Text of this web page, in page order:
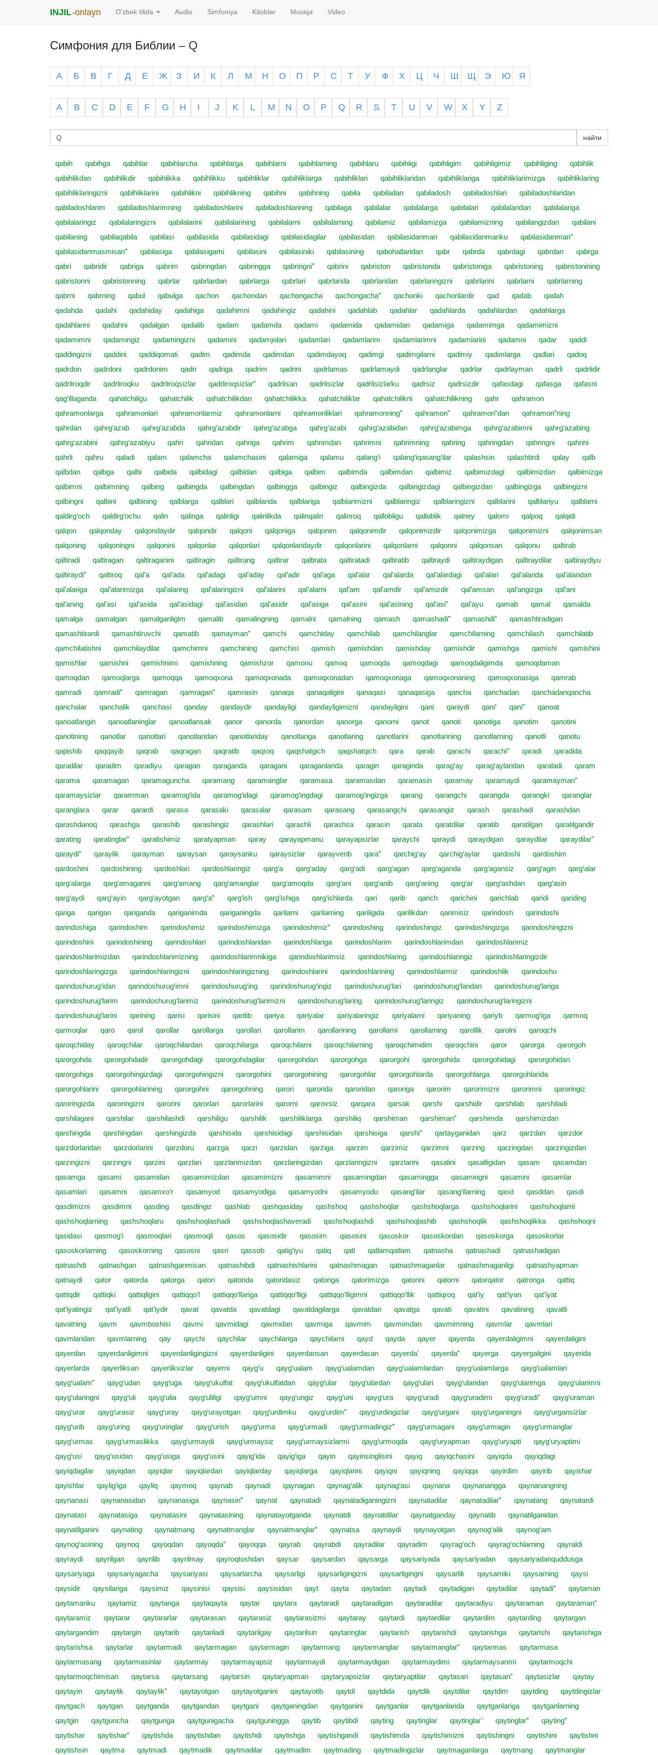
INJIL-onlayn O'zbek tilida Audio Simfoniya Kitoblar Musiqa Video
Симфония для Библии – Q
А Б В Г Д Е Ж З И К Л М Н О П Р С Т У Ф Х Ц Ч Ш Щ Э Ю Я
A B C D E F G H I J K L M N O P Q R S T U V W X Y Z
найти
qabih qabihga qabihlar qabihlarcha qabihlarga qabihlarni qabihlarning qabihlaru qabihligi qabihligim qabihligimiz qabihliging
qabihlik
qabihlikdan
qabihlikdir qabihlikka qabihlikku qabihliklar qabihliklarga qabihliklari qabihliklaridan qabihliklariga qabihliklarimizga
qabihliklaring
qabihliklaringizni
qabihliklarini qabihlikni qabihlikning qabihni qabihning qabila qabiladan qabiladosh qabiladoshlari
qabiladoshlaridan
qabiladoshlarim
qabiladoshlarimning qabiladoshlarini qabiladoshlarining qabilaga qabilalar qabilalarga qabilalari qabilalaridan
qabilalariga
qabilalaringiz
qabilalaringizni qabilalarini qabilalarining qabilalarni qabilalarning qabilamiz qabilamizga qabilamizning qabilangizdan
qabilani
qabilaning
qabilaqabila qabilasi qabilasida qabilasidagi qabilasidagilar qabilasidan qabilasidanman qabilasidanmanku
qabilasidanman”
qabilasidanmasmisan”
qabilasiga qabilasigami qabilasini qabilasiniki qabilasining qabohatlaridan qabr qabrda qabrdagi qabrdan
qabrga
qabri
qabridir qabriga qabrim qabringdan qabringga qabringni” qabrini qabriston qabristonda qabristoniga qabristoning
qabristonining
qabristonni
qabristonning qabrlar qabrlardan qabrlarga qabrlari qabrlarida qabrlaridan qabrlaringizni qabrlarini qabrlarni
qabrlarning
qabrni
qabrning qabul qabulga qachon qachondan qachongacha qachongacha” qachonki qachonlardir qad qadab
qadah
qadahda
qadahi qadahiday qadahiga qadahimni qadahingiz qadahini qadahlab qadahlar qadahlarda qadahlardan
qadahlarga
qadahlarini
qadahni qadalgan qadalib qadam qadamda qadami qadamida qadamidan qadamiga qadamimga
qadamimizni
qadamimni
qadamingiz qadamingizni qadamini qadamjolari qadamlari qadamlarim qadamlarimni qadamlarini qadamni qadar
qaddi
qaddingizni
qaddini qaddiqomati qadim qadimda qadimdan qadimdayoq qadimgi qadimgilarni qadimiy qadimlarga qadlari
qadoq
qadrdon
qadrdoni qadrdonim qadri qadriga qadrim qadrini qadrlamas qadrlamaydi qadrlanglar qadrlar qadrlayman qadrli
qadrlidir
qadrliroqdir
qadrliroqku qadrliroqsizlar qadrliroqsizlar” qadrlisan qadrlisizlar qadrlisizlarku qadrsiz qadrsizdir qafasdagi qafasga
qafasni
qag‘illaganda
qahatchiligu qahatchilik qahatchilikdan qahatchilikka qahatchiliklar qahatchilikni qahatchilikning qahr
qahramon
qahramonlarga
qahramonlari qahramonlarmiz qahramonlarni qahramonliklari qahramonning” qahramon” qahramon”dan
qahramon”ning
qahrdan
qahrg‘azab qahrg‘azabda qahrg‘azabdir qahrg‘azabga qahrg‘azabi qahrg‘azabidan qahrg‘azabimga qahrg‘azabimni
qahrg‘azabing
qahrg‘azabini
qahrg‘azabiyu qahri qahridan qahriga qahrim qahrimdan qahrimni qahrimning qahring qahringdan qahringni
qahrini
qahrli
qahru qaladi qalam qalamcha qalamchasini qalamiga qalamu qalang‘i qalang‘iqasang‘ilar qalashsin qalashtirdi qalay
qalb
qalbdan
qalbga qalbi qalbida qalbidagi qalbidan qalbiga qalbim qalbimda qalbimdan qalbimiz qalbimizdagi qalbimizdan
qalbimizga
qalbimni
qalbimning qalbing qalbingda qalbingdan qalbingga qalbingiz qalbingizda qalbingizdagi qalbingizdan qalbingizga
qalbingizni
qalbingni
qalbini qalbining qalblarga qalblari qalblarida qalblariga qalblarimizni qalblaringiz qalblaringizni qalblarini qalblariyu
qalblarni
qaldirg‘och
qaldirg‘ochu qalin qalinga qalinligi qalinlikda qalinqalin qalinroq qallobligu qalloblik qalney qalomi qalpoq
qalqidi
qalqon
qalqonday qalqondaydir qalqondir qalqoni qalqoniga qalqonim qalqonimdir qalqonimizdir qalqonimizga qalqonimizni
qalqonimsan
qalqoning
qalqoningni qalqonini qalqonlar qalqonlari qalqonlaridaydir qalqonlarini qalqonlarni qalqonni qalqonsan qalqonu
qaltirab
qaltiradi
qaltiragan qaltiraganini qaltiragin qaltirang qaltirar qaltirata qaltiratadi qaltiratib qaltiraydi qaltiraydigan qaltiraydilar
qaltiraydiyu
qaltiraydi”
qaltiroq qal’a qal’ada qal’adagi qal’aday qal’adir qal’aga qal’alar qal’alarda qal’alardagi qal’alari qal’alarida
qal’alaridan
qal’alariga
qal’alarimizga qal’alaring qal’alaringizni qal’alarini qal’alarni qal’am qal’amdir qal’amizdir qal’amsan qal’angizga
qal’ani
qal’aning
qal’asi qal’asida qal’asidagi qal’asidan qal’asidir qal’asiga qal’asini qal’asining qal’asi” qal’ayu qamab qamal
qamalda
qamalga
qamalgan qamalganligim qamalib qamalingning qamalni qamalning qamash qamashadi” qamashdi”
qamashtiradigan
qamashtirardi
qamashtiruvchi qamatib qamayman” qamchi qamchiday qamchilab qamchilanglar qamchilarning qamchilash
qamchilatib
qamchilatishni
qamchilaydilar qamchimni qamchining qamchisi qamish qamishdan qamishday qamishdir qamishga qamishi
qamishini
qamishlar
qamishni qamishnimi qamishning qamishzor qamonu qamoq qamoqda qamoqdagi qamoqdaligimda
qamoqdaman
qamoqdan
qamoqlarga qamoqqa qamoqxona qamoqxonada qamoqxonadan qamoqxonaga qamoqxonaning qamoqxonasiga
qamrab
qamradi
qamradi” qamragan qamragan” qamrasin qanaqa qanaqaligini qanaqasi qanaqasiga qancha qanchadan
qanchadanqancha
qanchalar
qanchalik qanchasi qanday qandaydir qandayligi qandayligimizni qandayligini qani qaniydi qani’ qani”
qanoat
qanoatlangin
qanoatlaninglar qanoatlansak qanor qanorda qanordan qanorga qanorni qanot qanoti qanotiga qanotim
qanotini
qanotining
qanotlar qanotlari qanotlaridan qanotlariday qanotlariga qanotlaring qanotlarini qanotlarining qanotlarning qanotli
qanotu
qapishib
qaqqayib qaqrab qaqragan qaqratib qaqroq qaqshatgich qaqshatqich qara qarab qarachi qarachi” qaradi
qaradida
qaradilar
qaradim qaradiyu qaragan qaraganda qaragani qaraganlarida qaragin qaraginda qarag‘ay qarag‘aylaridan qaraladi
qaram
qarama
qaramagan qaramaguncha qaramang qaramanglar qaramasa qaramasdan qaramasin qaramay qaramaydi
qaramayman”
qaramaysizlar
qaramman qaramog‘ida qaramog‘idagi qaramog‘ingdagi qaramog‘ingizga qarang qarangchi qarangda qarangki
qaranglar
qaranglara
qarar qarardi qarasa qarasaki qarasalar qarasam qarasang qarasangchi qarasangiz qarash qarashadi
qarashdan
qarashdanoq
qarashga qarashib qarashingiz qarashlari qarashli qarashsa qarasin qarata qaratdilar qaratib qaratilgan
qaratilgandir
qarating
qaratinglar” qaratishimiz qaratyapman qaray qarayapmanu qarayapsizlar qaraychi qaraydi qaraydigan qaraydilar
qaraydilar”
qaraydi”
qaraylik qarayman qaraysan qaraysanku qaraysizlar qarayverib qara” qarchig‘ay qarchig‘aylar qardoshi
qardoshim
qardoshini
qardoshining qardoshlari qardoshlaringiz qarg‘a qarg‘aday qarg‘adi qarg‘agan qarg‘aganda qarg‘agansiz qarg‘agin
qarg‘alar
qarg‘alarga
qarg‘amaganni qarg‘amang qarg‘amanglar qarg‘amoqda qarg‘ani qarg‘anib qarg‘aning qarg‘ar qarg‘ashdan
qarg‘asin
qarg‘aydi
qarg‘ayin qarg‘ayotgan qarg‘a” qarg‘ish qarg‘ishiga qarg‘ishlarda qari qarib qarich qarichini qarichlab qaridi
qariding
qariga
qarigan qariganda qariganimda qariganingda qarilarni qarilarning qariligida qarilikdan qarimisiz qarindosh
qarindoshi
qarindoshiga
qarindoshim qarindoshimiz qarindoshimizga qarindoshimiz” qarindoshing qarindoshingiz qarindoshingizga
qarindoshingizni
qarindoshini
qarindoshining qarindoshlari qarindoshlaridan qarindoshlariga qarindoshlarim qarindoshlarimdan
qarindoshlarimiz
qarindoshlarimizdan
qarindoshlarimizning qarindoshlarimnikiga qarindoshlarimsiz qarindoshlaring qarindoshlaringiz
qarindoshlaringizdir
qarindoshlaringizga
qarindoshlaringizni qarindoshlaringizning qarindoshlarini qarindoshlarining qarindoshlarmiz qarindoshlik
qarindoshu
qarindoshurug‘idan
qarindoshurug‘imni qarindoshurug‘ing qarindoshurug‘ingiz qarindoshurug‘lari qarindoshurug‘laridan
qarindoshurug‘lariga
qarindoshurug‘larim
qarindoshurug‘larimiz qarindoshurug‘larimizni qarindoshurug‘laring qarindoshurug‘laringiz
qarindoshurug‘laringizni
qarindoshurug‘larini
qarining qarisi qarisini qaritib qariya qariyalar qariyalaringiz qariyalarni qariyaning qariyb qarmog‘iga
qarmoq
qarmoqlar
qaro qarol qarollar qarollarga qarollari qarollarim qarollarining qarollarni qarollarning qarollik qarolni
qaroqchi
qaroqchiday
qaroqchilar qaroqchilardan qaroqchilarga qaroqchilarni qaroqchilarning qaroqchimidim qaroqchini qaror qarorga
qarorgoh
qarorgohda
qarorgohdadir qarorgohdagi qarorgohdagilar qarorgohdan qarorgohga qarorgohi qarorgohida qarorgohidagi
qarorgohidan
qarorgohiga
qarorgohingizdagi qarorgohingizni qarorgohini qarorgohining qarorgohlar qarorgohlarda qarorgohlarga
qarorgohlarida
qarorgohlarini
qarorgohlarining qarorgohni qarorgohning qarori qarorida qaroridan qaroriga qarorim qarorimizni qarorimni
qaroringiz
qaroringizda
qaroringizni qarorini qarorlari qarorlarini qarorni qarovsiz qarqara qarsak qarshi qarshidir qarshilab
qarshiladi
qarshilagani
qarshilar qarshilashdi qarshiligu qarshilik qarshiliklarga qarshiliq qarshiman qarshiman” qarshimda
qarshimizdan
qarshingda
qarshingdan qarshingizda qarshisida qarshisidagi qarshisidan qarshisiga qarshi” qartayganidan qarz qarzdan
qarzdor
qarzdorlaridan
qarzdorlarini qarzdoru qarzga qarzi qarzidan qarziga qarzim qarzimiz qarzimni qarzing qarzingdan
qarzingizdan
qarzingizni
qarzingni qarzini qarzlari qarzlarimizdan qarzlaringizdan qarzlaringizni qarzlarini qasalini qasalligidan qasam
qasamdan
qasamga
qasami qasamidan qasamimizdan qasamimizni qasamimni qasamingdan qasamingga qasamingni qasamini
qasamlar
qasamlari
qasamni qasamxo‘r qasamyod qasamyodiga qasamyodni qasamyodu qasang‘ilar qasang‘ilarning qasd qasddan
qasdi
qasdimizni
qasdimni qasding qasdingiz qashlab qashqasiday qashshoq qashshoqlar qashshoqlarga qashshoqlarini
qashshoqlarni
qashshoqlarning
qashshoqlaru qashshoqlashadi qashshoqlashaveradi qashshoqlashdi qashshoqlashib qashshoqlik qashshoqlikka
qashshoqni
qasidasi
qasmog‘i qasmoqlari qasmoqli qasos qasosidir qasosim qasosini qasoskor qasoskordan qasoskorga
qasoskorlar
qasoskorlarning
qasoskorning qasosni qasri qassob qatig‘iyu qatiq qatl qatlamqatlam qatnasha qatnashadi
qatnashadigan
qatnashdi
qatnashgan qatnashganmisan qatnashibdi qatnashishlarini qatnashmagan qatnashmaganlar qatnashmaganligi
qatnashyapman
qatnaydi
qator qatorda qatorga qatori qatorida qatoridasiz qatoriga qatorimizga qatorini qatorni qatorqator qatronga
qattiq
qattiqdir
qattiqki qattiqligini qattiqqo‘l qattiqqo‘llariga qattiqqo‘lligi qattiqqo‘lligimni qattiqqo‘llik qattiqroq qat’iy qat’iyan
qat’iyat
qat’iyatingiz
qat’iyatli qat’iydir qavat qavatda qavatdagi qavatdagilarga qavatdan qavatga qavati qavatini qavatining
qavatli
qavatning
qavm qavmboshisi qavmi qavmidagi qavmidan qavmiga qavmim qavmimdan qavmimning qavmlar
qavmlari
qavmlaridan
qavmlarning qay qaychi qaychilar qaychilariga qaychilarni qayd qayda qayer qayerda qayerdaligimni
qayerdaligini
qayerdan
qayerdanligimni qayerdanligingizni qayerdanligini qayerdansan qayerdasan qayerda’ qayerda” qayerga qayergaligini
qayerida
qayerlarda
qayerliksan qayerliksizlar qayerni qayg‘u qayg‘ualam qayg‘ualamdan qayg‘ualamlardan qayg‘ualamlarga
qayg‘ualamlari
qayg‘ualam”
qayg‘udan qayg‘uga qayg‘ukulfat qayg‘ukulfatdan qayg‘ular qayg‘ulardan qayg‘ulari qayg‘ularidan qayg‘ularimga
qayg‘ularimni
qayg‘ularingni
qayg‘uli qayg‘ulia qayg‘uliligi qayg‘umni qayg‘ungiz qayg‘uni qayg‘ura qayg‘uradi qayg‘uradimi qayg‘uradi”
qayg‘uraman
qayg‘urar
qayg‘urasiz qayg‘uray qayg‘urayotgan qayg‘urdimku qayg‘urdim” qayg‘urdingizlar qayg‘urgani qayg‘urganingni
qayg‘urgansizlar
qayg‘urib
qayg‘uring qayg‘uringlar qayg‘urish qayg‘urma qayg‘urmadi qayg‘urmadingiz” qayg‘urmagani qayg‘urmagin
qayg‘urmanglar
qayg‘urmas
qayg‘urmaslikka qayg‘urmaydi qayg‘urmaysiz qayg‘urmaysizlarmi qayg‘urmoqda qayg‘uryapman qayg‘uryapti
qayg‘uryaptimi
qayg‘usi
qayg‘usidan qayg‘usiga qayg‘usini qayig‘ida qayig‘iga qayin qayinsinglisini qayiq qayiqchasini qayiqda
qayiqdagi
qayiqdagilar
qayiqdan qayiqlar qayiqlardan qayiqlarday qayiqlarga qayiqlarini qayiqni qayiqning qayiqqa qayirdim qayirib
qayishar
qayishlar
qaylig‘iga qayliq qaymoq qaynab qaynadi qaynagan qaynag‘alik qaynag‘asi qaynana qaynanangga
qaynanangning
qaynanasi
qaynanasidan qaynanasiga qaynasin” qaynat qaynatadi qaynatadiganingizni qaynatadilar qaynatadilar” qaynatang
qaynatardi
qaynatasi
qaynatasiga qaynatasini qaynatasining qaynatayotganda qaynatdi qaynatdilar qaynatganday qaynatib
qaynatilganidan
qaynatilganini
qaynating qaynatmang qaynatmanglar qaynatmanglar” qaynatsa qaynaydi qaynayotgan qaynog‘alik
qaynog‘am
qaynog‘asining
qaynoq qayoqdan qayoqda” qayoqqa qayrab qayrabdi qayradilar qayradim qayrag‘och qayrag‘ochlarning
qayraldi
qayraydi
qayrilgan qayrilib qayrilmay qayroqtoshdan qaysar qaysardan qaysarga qaysariyada qaysariyadan
qaysariyadanquddusga
qaysariyaga
qaysariyagacha qaysariyasi qaysarlarcha qaysarligi qaysarligingizni qaysarligingni qaysarlik qaysarniki qaysarning
qaysi
qaysidir
qaysilariga qaysimiz qaysinisi qaysisi qaysisidan qayt qayta qaytadan qaytadi qaytadigan qaytadilar qaytadi”
qaytaman
qaytamanku
qaytamiz qaytanga qaytaqayta qaytar qaytara qaytaradi qaytaradigan qaytaradilar qaytaradiyu qaytaraman
qaytaraman”
qaytaramiz
qaytarar qaytararlar qaytarasan qaytarasiz qaytarasizmi qaytaray qaytardi qaytardilar qaytardim qaytarding
qaytargan
qaytargandim
qaytargin qaytarib qaytariladi qaytarilgay qaytarilsin qaytaringlar qaytarish qaytarishdi qaytarishga qaytarishi
qaytarishiga
qaytarishsa
qaytarlar qaytarmadi qaytarmagan qaytarmagin qaytarmang qaytarmanglar qaytarmanglar” qaytarmas
qaytarmasa
qaytarmasang
qaytarmasinlar qaytarmay qaytarmayapsiz qaytarmaydi qaytarmaydigan qaytarmaydimi qaytarmaysanmi
qaytarmoqchi
qaytarmoqchimisan
qaytarsa qaytarsang qaytarsin qaytaryapman qaytaryapsizlar qaytaryaptilar qaytasan qaytasan” qaytasizlar
qaytay
qaytayin
qaytaylik qaytaylik” qaytayotgan qaytayotganini qaytayotib qaytdi qaytdida qaytdik qaytdilar qaytdim qaytding
qaytdingizlar
qaytgach
qaytgan qaytganda qaytgandan qaytgani qaytganingdan qaytganini qaytganlar qaytganlarida qaytganlariga
qaytganlarning
qaytgin
qaytguncha qaytgunga qaytgunigacha qaytguningga qaytib qaytibdi qayting qaytinglar qaytinglar’ qaytinglar”
qayting”
qaytishar
qaytishar” qaytishda qaytishdan qaytishdi qaytishga qaytishgandi qaytishimda qaytishimizni qaytishingni qaytishini
qaytishni
qaytishsin
qaytma qaytmadi qaytmadik qaytmadilar qaytmadim qaytmading qaytmadingizlar qaytmaganlarga qaytmang qaytmanglar